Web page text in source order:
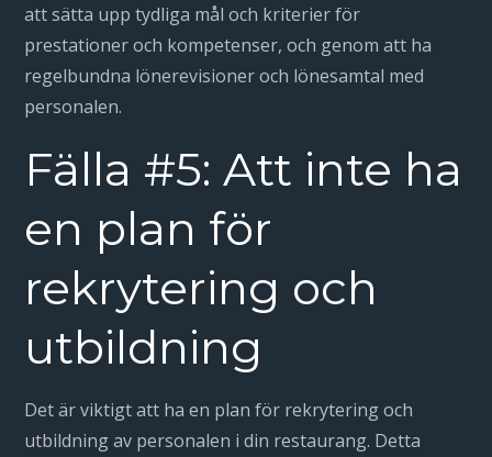
att sätta upp tydliga mål och kriterier för
prestationer och kompetenser, och genom att ha
regelbundna lönerevisioner och lönesamtal med
personalen.
Fälla #5: Att inte ha
en plan för
rekrytering och
utbildning
Det är viktigt att ha en plan för rekrytering och
utbildning av personalen i din restaurang. Detta